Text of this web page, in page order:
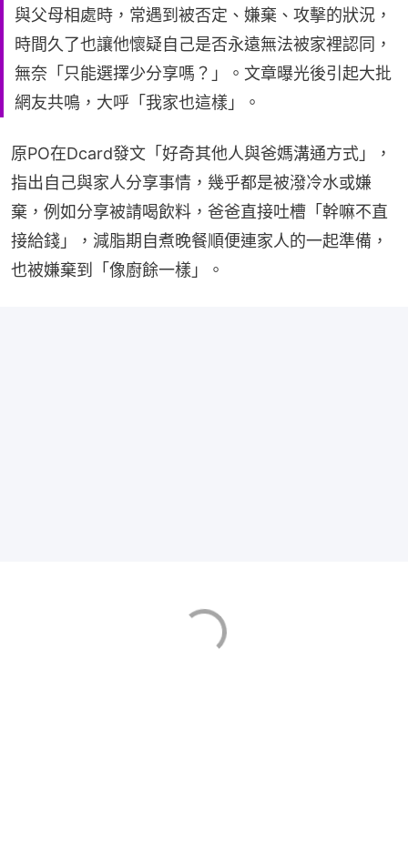
與父母相處時，常遇到被否定、嫌棄、攻擊的狀況，
時間久了也讓他懷疑自己是否永遠無法被家裡認同，
無奈「只能選擇少分享嗎？」。文章曝光後引起大批
網友共鳴，大呼「我家也這樣」。
原PO在Dcard發文「好奇其他人與爸媽溝通方式」，
指出自己與家人分享事情，幾乎都是被潑冷水或嫌
棄，例如分享被請喝飲料，爸爸直接吐槽「幹嘛不直
接給錢」，減脂期自煮晚餐順便連家人的一起準備，
也被嫌棄到「像廚餘一樣」。